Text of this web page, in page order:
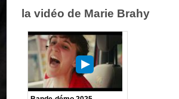
la vidéo de Marie Brahy